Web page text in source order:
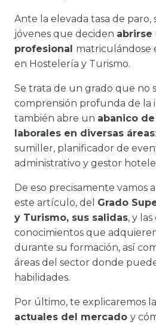
Ante la elevada tasa de paro,
jóvenes que deciden
profesional matriculándose
en Hostelería y Turismo.
Se trata de un grado que no
comprensión profunda de la
también abre un abanico
laborales en diversas áreas
sumiller, planificador de
administrativo y gestor
De eso precisamente vamos
este artículo, del Grado
y Turismo, sus salidas, y
conocimientos que
durante su formación, así
áreas del sector donde
habilidades.
Por último, te explicaremos
actuales del mercado y